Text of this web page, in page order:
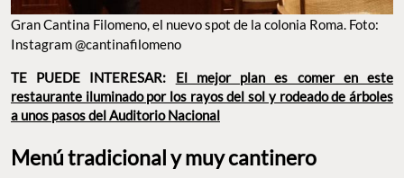
Gran Cantina Filomeno, el nuevo spot de la colonia Roma. Foto:
Instagram @cantinafilomeno
TE PUEDE INTERESAR: El mejor plan es comer en este
restaurante iluminado por los rayos del sol y rodeado de árboles
a unos pasos del Auditorio Nacional
Menú tradicional y muy cantinero